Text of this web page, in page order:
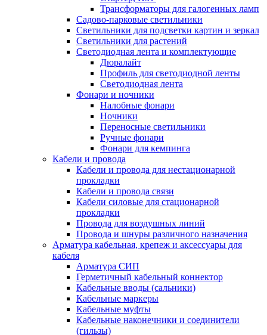
Трансформаторы для галогенных ламп
Садово-парковые светильники
Светильники для подсветки картин и зеркал
Светильники для растений
Светодиодная лента и комплектующие
Дюралайт
Профиль для светодиодной ленты
Светодиодная лента
Фонари и ночники
Налобные фонари
Ночники
Переносные светильники
Ручные фонари
Фонари для кемпинга
Кабели и провода
Кабели и провода для нестационарной
прокладки
Кабели и провода связи
Кабели силовые для стационарной
прокладки
Провода для воздушных линий
Провода и шнуры различного назначения
Арматура кабельная, крепеж и аксессуары для
кабеля
Арматура СИП
Герметичный кабельный коннектор
Кабельные вводы (сальники)
Кабельные маркеры
Кабельные муфты
Кабельные наконечники и соединители
(гильзы)